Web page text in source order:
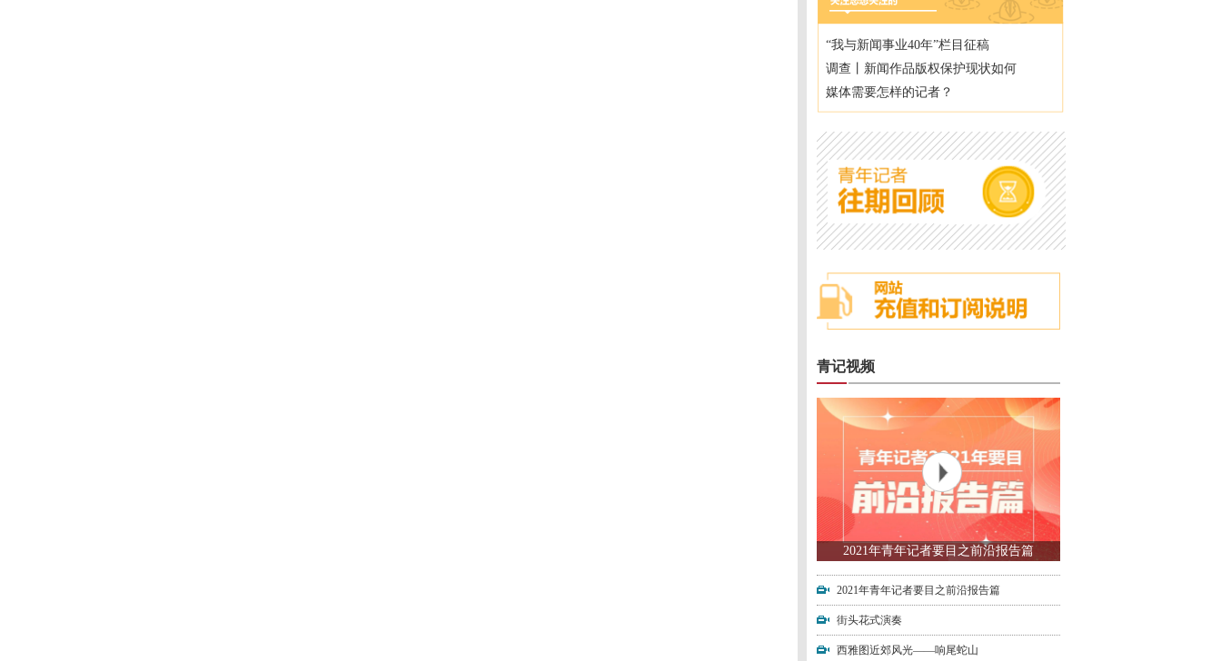
“我与新闻事业40年”栏目征稿
调查丨新闻作品版权保护现状如何
媒体需要怎样的记者？
青记视频
2021年青年记者要目之前沿报告篇
2021年青年记者要目之前沿报告篇
街头花式演奏
西雅图近郊风光——响尾蛇山